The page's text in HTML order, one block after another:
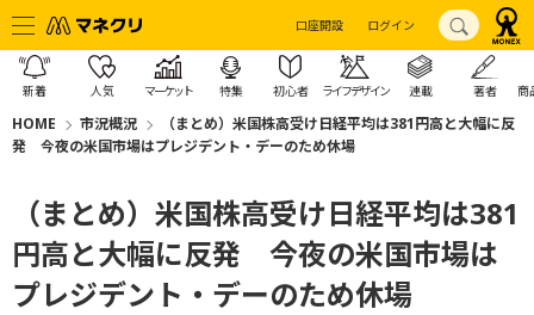
口座開設 ログイン
新着 人気 マーケット 特集 初心者 ライフデザイン 連載 著者 商
HOME 市況概況
（まとめ）米国株高受け日経平均は381円高と大幅に反
発 今夜の米国市場はプレジデント・デーのため休場
（まとめ）米国株高受け日経平均は381
円高と大幅に反発 今夜の米国市場は
プレジデント・デーのため休場